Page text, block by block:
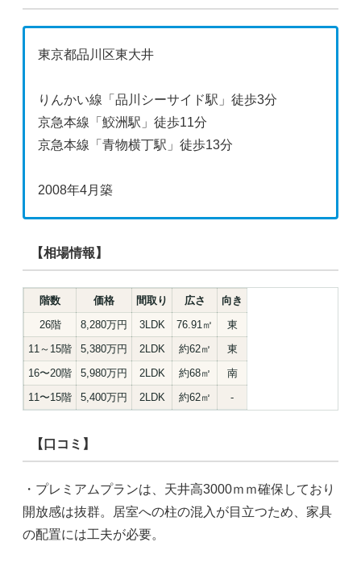
東京都品川区東大井
りんかい線「品川シーサイド駅」徒歩3分
京急本線「鮫洲駅」徒歩11分
京急本線「青物横丁駅」徒歩13分
2008年4月築
【相場情報】
階数 価格 間取り 広さ
向き
26階
8,280万円 3LDK 76.91㎡
東
11～15階
5,380万円 2LDK 約62㎡
東
16〜20階
5,980万円 2LDK 約68㎡
南
11〜15階
5,400万円 2LDK 約62㎡ -
【口コミ】
・プレミアムプランは、天井高3000ｍｍ確保しており
開放感は抜群。居室への柱の混入が目立つため、家具
の配置には工夫が必要。